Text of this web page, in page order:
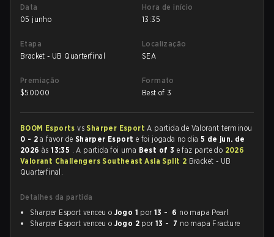
Data
05 junho
Hora de início
13:35
Etapa
Bracket - UB Quarterfinal
Localização
SEA
Premiação
$50000
Formato
Best of 3
BOOM Esportsvs Sharper EsportA partida de Valorant terminou
0 - 2 a favor de Sharper Esport e foi jogada no dia 5 de jun. de
2026 às13:35 . A partida foi uma Best of 3 e faz parte do 2026
Valorant Challengers Southeast Asia Split 2 Bracket - UB
Quarterfinal.
Detalhes da partida
Sharper Esport venceu o Jogo 1 por13 - 6 no mapa Pearl
Sharper Esport venceu o Jogo 2 por13 - 7 no mapa Fracture